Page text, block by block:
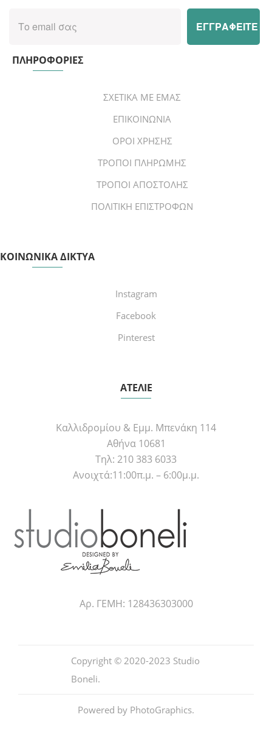
ΠΛΗΡΟΦΟΡΙΕΣ
ΣΧΕΤΙΚΑ ΜΕ ΕΜΑΣ
ΕΠΙΚΟΙΝΩΝΙΑ
ΟΡΟΙ ΧΡΗΣΗΣ
ΤΡΟΠΟΙ ΠΛΗΡΩΜΗΣ
ΤΡΟΠΟΙ ΑΠΟΣΤΟΛΗΣ
ΠΟΛΙΤΙΚΗ ΕΠΙΣΤΡΟΦΩΝ
ΚΟΙΝΩΝΙΚΑ ΔΙΚΤΥΑ
Instagram
Facebook
Pinterest
ΑΤΕΛΙΕ
Καλλιδρομίου & Εμμ. Μπενάκη 114
Αθήνα 10681
Τηλ: 210 383 6033
Ανοιχτά:11:00π.μ. – 6:00μ.μ.
Αρ. ΓΕΜΗ: 128436303000
Copyright © 2020-2023 Studio
Boneli.
Powered by PhotoGraphics.